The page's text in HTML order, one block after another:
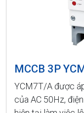
MCCB 3P
YCM7T/A được
của AC 50Hz,